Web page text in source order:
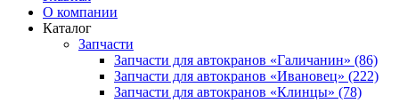
О компании
Каталог
Запчасти
Запчасти для автокранов «Галичанин» (86)
Запчасти для автокранов «Ивановец» (222)
Запчасти для автокранов «Клинцы» (78)